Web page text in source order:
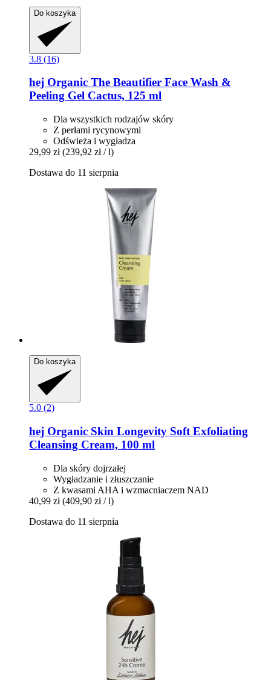
Do koszyka
3.8 (16)
hej Organic The Beautifier Face Wash &
Peeling Gel Cactus, 125 ml
Dla wszystkich rodzajów skóry
Z perłami rycynowymi
Odświeża i wygładza
29,99 zł (239,92 zł / l)
Dostawa do 11 sierpnia
Do koszyka
5.0 (2)
hej Organic Skin Longevity Soft Exfoliating
Cleansing Cream, 100 ml
Dla skóry dojrzałej
Wygładzanie i złuszczanie
Z kwasami AHA i wzmacniaczem NAD
40,99 zł (409,90 zł / l)
Dostawa do 11 sierpnia